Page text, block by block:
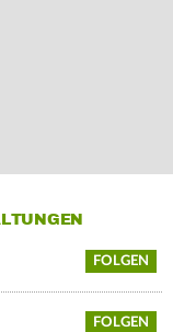
FOLGEN
FOLGEN